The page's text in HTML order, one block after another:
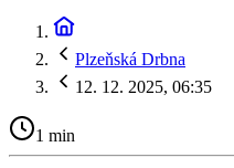
Plzeňská Drbna
12. 12. 2025, 06:35
1 min